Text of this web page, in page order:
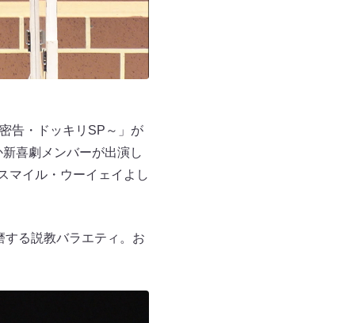
告・ドッキリSP～」が
喜劇メンバーが出演し
マイル・ウーイェイよし
る説教バラエティ。お